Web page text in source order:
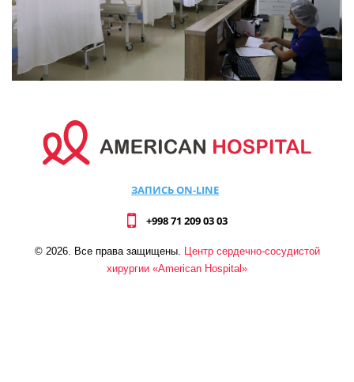
ЗАПИСЬ ON-LINE
+998 71 209 03 03
© 2026. Все права защищены.
Центр сердечно-сосудистой
хирургии «American Hospital»